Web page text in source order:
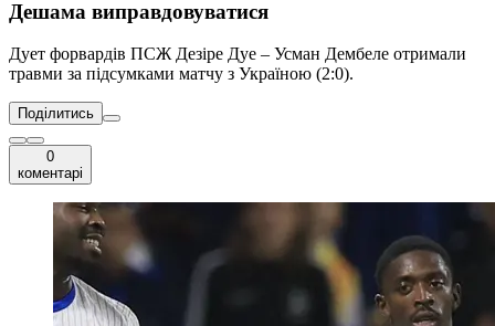
Дешама виправдовуватися
Дует форвардів ПСЖ Дезіре Дуе – Усман Дембеле отримали
травми за підсумками матчу з Україною (2:0).
Поділитись
0
коментарі